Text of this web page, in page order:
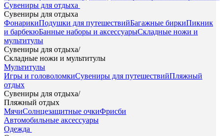
Сувениры для отдыха
Сувениры для отдыха
ФонарикиПодушки для путешествийБагажные биркиПикник
и барбекюБанные наборы и аксессуарыСкладные ножи и
мультитулы
Сувениры для отдыха/
Складные ножи и мультитулы
Мультитулы
Игры и головоломкиСувениры для путешествийПляжный
отдых
Сувениры для отдыха/
Пляжный отдых
МячиСолнцезащитные очкиФрисби
Автомобильные аксессуары
Одежда